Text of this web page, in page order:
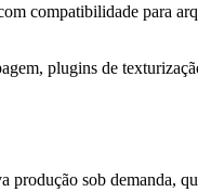
compatibilidade para
plugins de
produção sob demanda,